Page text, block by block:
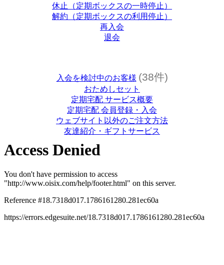
休止（定期ボックスの一時停止）
解約（定期ボックスの利用停止）
再入会
退会
入会を検討中のお客様 (38件)
おためしセット
定期宅配 サービス概要
定期宅配 会員登録・入会
ウェブサイト以外のご注文方法
友達紹介・ギフトサービス